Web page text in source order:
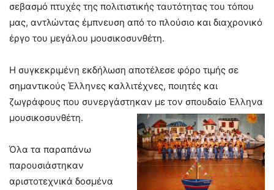
σεβασμό πτυχές της πολιτιστικής ταυτότητας του τόπου
μας, αντλώντας έμπνευση από το πλούσιο και διαχρονικό
έργο του μεγάλου μουσικοσυνθέτη.
Η συγκεκριμένη εκδήλωση αποτέλεσε φόρο τιμής σε
σημαντικούς Έλληνες καλλιτέχνες, ποιητές και
ζωγράφους που συνεργάστηκαν με τον σπουδαίο Έλληνα
μουσικοσυνθέτη.
Όλα τα παραπάνω
παρουσιάστηκαν
αριστοτεχνικά δοσμένα